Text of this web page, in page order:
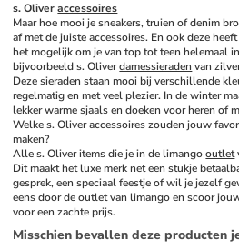
s. Oliver accessoires
Maar hoe mooi je sneakers, truien of denim
af met de juiste accessoires. En ook deze
het mogelijk om je van top tot teen helemaal
bijvoorbeeld s. Oliver damessieraden van
Deze sieraden staan mooi bij verschillende
regelmatig en met veel plezier. In de winter
lekker warme sjaals en doeken voor heren of
Welke s. Oliver accessoires zouden jouw
maken?
Alle s. Oliver items die je in de limango outlet
Dit maakt het luxe merk net een stukje
gesprek, een speciaal feestje of wil je jezelf
eens door de outlet van limango en scoor
voor een zachte prijs.
Misschien bevallen deze producten